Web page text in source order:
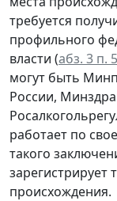
требуется
профильного
власти (абз. 3 п.
могут быть
России,
работает по
такого
происхождения.